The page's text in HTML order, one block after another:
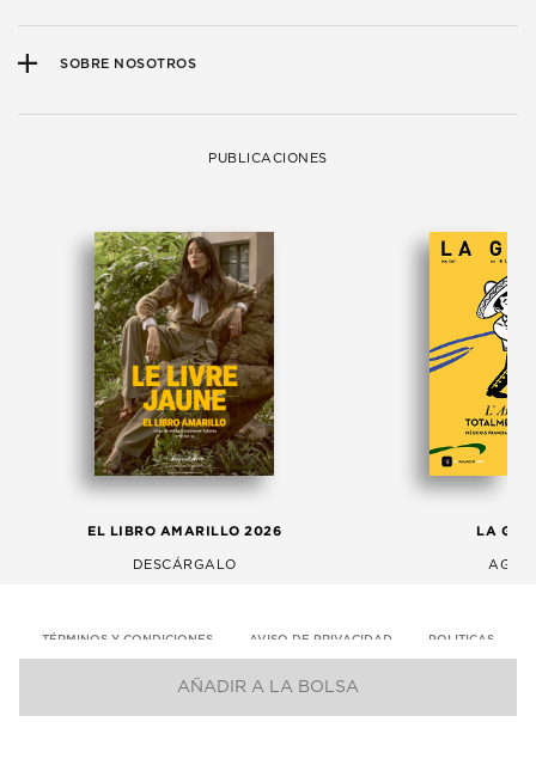
AÑADIR A LA BOLSA
SOBRE NOSOTROS
PUBLICACIONES
EL LIBRO AMARILLO 2026
DESCÁRGALO
LA
TÉRMINOS Y CONDICIONES AVISO DE PRIVACIDAD POLITICAS